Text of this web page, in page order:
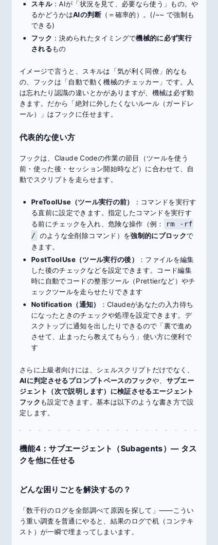
スキル：AIが「状況を見て、必要なら使う」もの。や
るかどうかはAIの判断（＝確率的）。(/~~ で強制も
できる)
フック ：決められたタイミングで機械的に必ず実行
されるもの
イメージで言うと、スキルは「気が利く同僚」的なも
の、フックは「自動で動く機械のチェッカー」です。人
は忘れたり認識の違いとかがありますが、機械は必ず動
きます。だから「絶対に外したくないルール（ガードレ
ール）」はフックに任せます。
代表的な使い方
フックは、Claude Codeの作業の節目（ツールを使う
前・使った後・セッション開始時など）に合わせて、自
動でスクリプトを走らせます。
PreToolUse（ツール実行の前）
：コマンドを実行す
る直前に設定できます。指定したコマンドを実行す
る前にチェックを入れ、危険な操作（例：
rm -rf
/ のような全削除コマンド）を強制的にブロックで
きます。
PostToolUse（ツール実行の後）
：ファイルを編集
した後のチェックなどを設定できます。コード編集
時に自動でコードの整形ツール（Prettierなど）やチ
ェックツールを走らせたりできます
Notification（通知）
：Claudeがあなたの入力待ち
になったときのチェックや処理を設定できます。デ
スクトップに通知を出したりできるので「裏で進め
させて、止まったら教えてもらう」使い方に便利で
す
さらに上級者向けには、シェルスクリプトだけでなく、
AIに判定させるプロンプトベースのフックや、 サブエー
ジェント（次で説明します）に検証させるエージェント
フック も設定できます。基本は以下のような書き方で設
定します。
機能4：サブエージェント（Subagents）― タス
クを他に任せる
どんな困りごとを解決するの？
「数千行のログを全部調べて原因を探して」——こうい
う重い調査を普通にやると、結果のログで机（コンテキ
スト）が一瞬で埋まってしまいます。